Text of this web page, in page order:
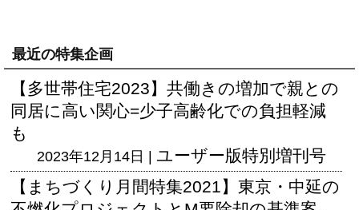
最近の特集企画
【多世帯住宅2023】共働きの増加で親との
同居に高い関心=少子高齢化での負担軽減
も
2023年12月14日 | ユーザー版特別増刊号
【まちづくり月間特集2021】東京・中延の